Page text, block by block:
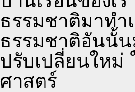
ธรรมชาติมาทำ
ธรรมชาติอันนั้
ปรับเปลี่ยนใหม่
ศาสตร์